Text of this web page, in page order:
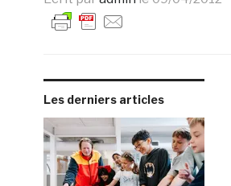
Les derniers articles